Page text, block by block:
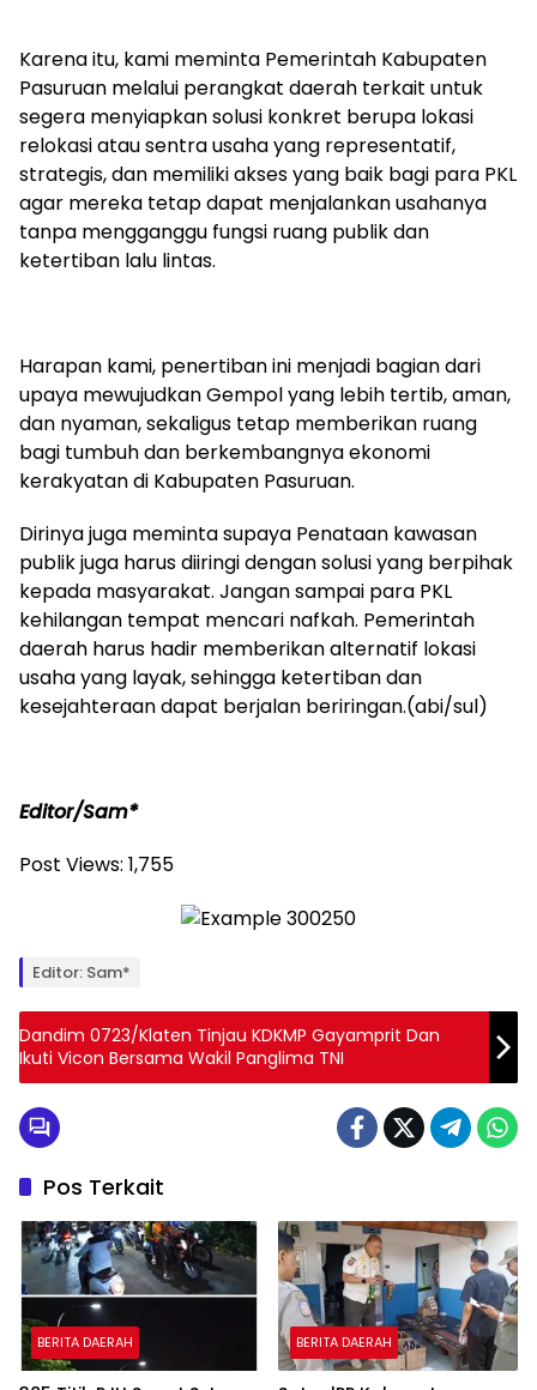
Karena itu, kami meminta Pemerintah Kabupaten
Pasuruan melalui perangkat daerah terkait untuk
segera menyiapkan solusi konkret berupa lokasi
relokasi atau sentra usaha yang representatif,
strategis, dan memiliki akses yang baik bagi para PKL
agar mereka tetap dapat menjalankan usahanya
tanpa mengganggu fungsi ruang publik dan
ketertiban lalu lintas.
Harapan kami, penertiban ini menjadi bagian dari
upaya mewujudkan Gempol yang lebih tertib, aman,
dan nyaman, sekaligus tetap memberikan ruang
bagi tumbuh dan berkembangnya ekonomi
kerakyatan di Kabupaten Pasuruan.
Dirinya juga meminta supaya Penataan kawasan
publik juga harus diiringi dengan solusi yang berpihak
kepada masyarakat. Jangan sampai para PKL
kehilangan tempat mencari nafkah. Pemerintah
daerah harus hadir memberikan alternatif lokasi
usaha yang layak, sehingga ketertiban dan
kesejahteraan dapat berjalan beriringan.(abi/sul)
Editor/Sam*
Post Views: 1,755
Editor: Sam*
Dandim 0723/Klaten Tinjau KDKMP Gayamprit Dan
Ikuti Vicon Bersama Wakil Panglima TNI
Pos Terkait
BERITA DAERAH BERITA DAERAH